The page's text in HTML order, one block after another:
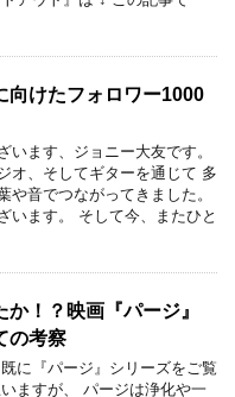
向けたフォロワー1000
います、ジョニー大友です。
オ、そしてギターを通じて 多
や音でつながってきました。
います。 そして今、またひと
！？映画『パージ』
の考察
に『パージ』シリーズをご覧
ますが、 パージは浄化や一